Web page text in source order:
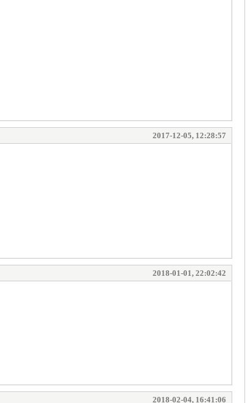
2017-12-05, 12:28:57
2018-01-01, 22:02:42
2018-02-04, 16:41:06